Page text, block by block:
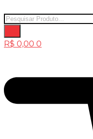
Products
R$ 0,00 0